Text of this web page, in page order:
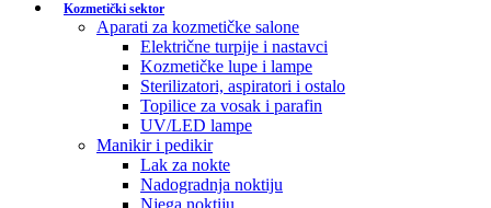
Kozmetički sektor
Aparati za kozmetičke salone
Električne turpije i nastavci
Kozmetičke lupe i lampe
Sterilizatori, aspiratori i ostalo
Topilice za vosak i parafin
UV/LED lampe
Manikir i pedikir
Lak za nokte
Nadogradnja noktiju